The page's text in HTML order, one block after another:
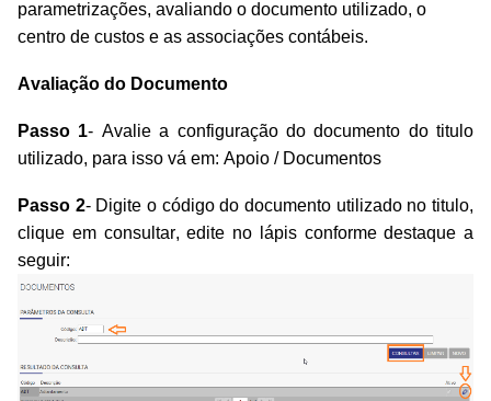
parametrizações, avaliando o documento utilizado, o
centro de custos e as associações contábeis.
Avaliação do Documento
Passo 1- Avalie a configuração do documento do titulo
utilizado, para isso vá em: Apoio / Documentos
Passo 2- Digite o código do documento utilizado no titulo,
clique em consultar, edite no lápis conforme destaque a
seguir: